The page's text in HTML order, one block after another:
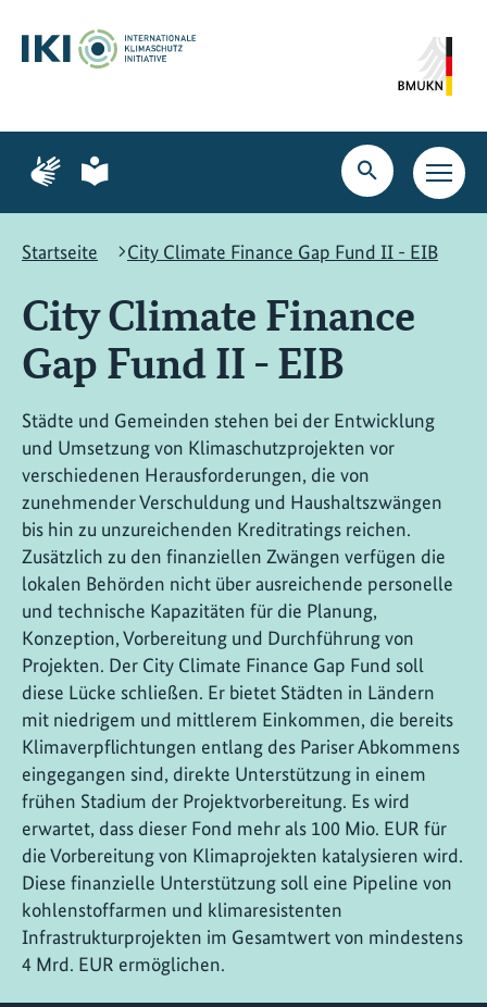
Hauptinhalt
springen
Suche
springen
Hauptnavigation
springen
Zur
Seite
Gebärdensprache
Zur
Seite
leichte
Suche
öffnen
Startseite
City Climate Finance Gap Fund II - EIB
City Climate Finance
Gap Fund II - EIB
Städte und Gemeinden stehen bei der Entwicklung
und Umsetzung von Klimaschutzprojekten vor
verschiedenen Herausforderungen, die von
zunehmender Verschuldung und Haushaltszwängen
bis hin zu unzureichenden Kreditratings reichen.
Zusätzlich zu den finanziellen Zwängen verfügen die
lokalen Behörden nicht über ausreichende personelle
und technische Kapazitäten für die Planung,
Konzeption, Vorbereitung und Durchführung von
Projekten. Der City Climate Finance Gap Fund soll
diese Lücke schließen. Er bietet Städten in Ländern
mit niedrigem und mittlerem Einkommen, die bereits
Klimaverpflichtungen entlang des Pariser Abkommens
eingegangen sind, direkte Unterstützung in einem
frühen Stadium der Projektvorbereitung. Es wird
erwartet, dass dieser Fond mehr als 100 Mio. EUR für
die Vorbereitung von Klimaprojekten katalysieren wird.
Diese finanzielle Unterstützung soll eine Pipeline von
kohlenstoffarmen und klimaresistenten
Infrastrukturprojekten im Gesamtwert von mindestens
4 Mrd. EUR ermöglichen.